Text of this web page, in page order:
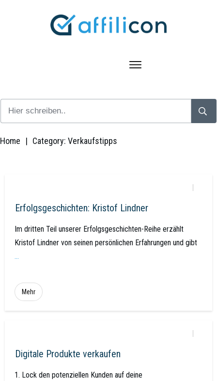
Home | Category: Verkaufstipps
Erfolgsgeschichten: Kristof Lindner
Im dritten Teil unserer Erfolgsgeschichten-Reihe erzählt
Kristof Lindner von seinen persönlichen Erfahrungen und gibt
...
Mehr
Digitale Produkte verkaufen
1. Lock den potenziellen Kunden auf deine